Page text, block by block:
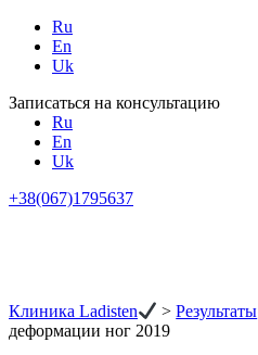
Ru
En
Uk
Записаться на консультацию
Ru
En
Uk
+38(067)1795637
Клиника Ladisten >Результаты
деформации ног 2019